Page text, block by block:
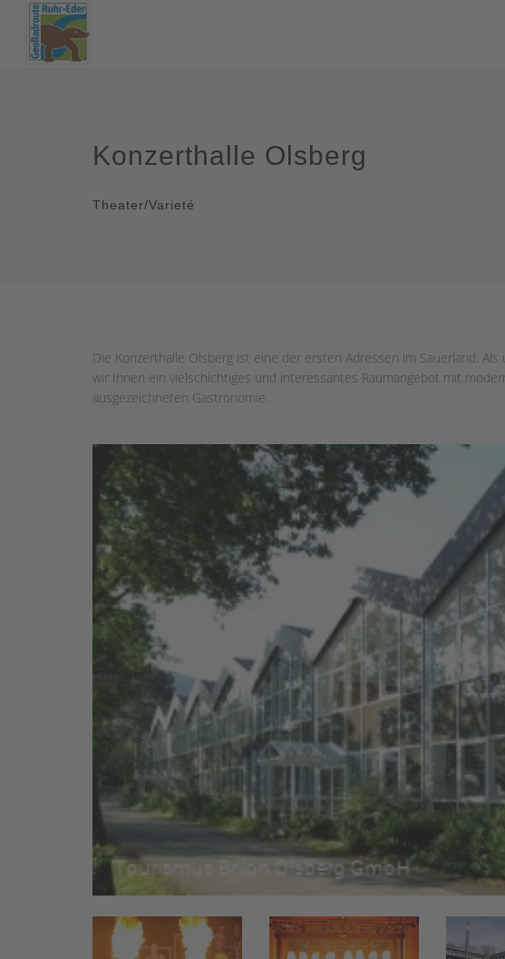
Konzerthalle Olsberg
Theater/Varieté
Die Konzerthalle Olsberg ist eine der ersten Adressen im Sauerland.
wir Ihnen ein vielschichtiges und interessantes Raumangebot mit
ausgezeichneten Gastronomie.